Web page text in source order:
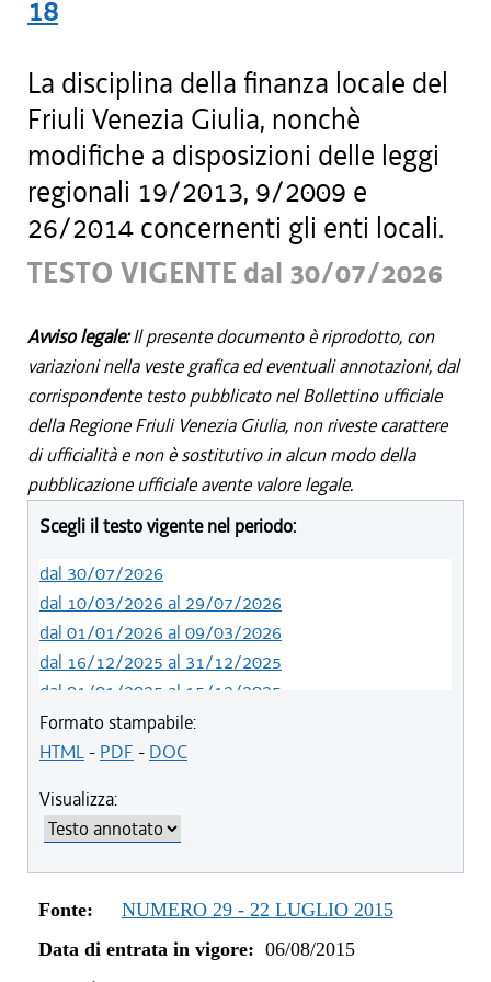
18
La disciplina della finanza locale del
Friuli Venezia Giulia, nonchè
modifiche a disposizioni delle leggi
regionali 19/2013, 9/2009 e
26/2014 concernenti gli enti locali.
TESTO VIGENTE dal 30/07/2026
Avviso legale:Il presente documento è riprodotto, con
variazioni nella veste grafica ed eventuali annotazioni, dal
corrispondente testo pubblicato nel Bollettino ufficiale
della Regione Friuli Venezia Giulia, non riveste carattere
di ufficialità e non è sostitutivo in alcun modo della
pubblicazione ufficiale avente valore legale.
Scegli il testo vigente nel periodo:
dal 30/07/2026
dal 10/03/2026 al 29/07/2026
dal 01/01/2026 al 09/03/2026
dal 16/12/2025 al 31/12/2025
dal 01/01/2025 al 15/12/2025
dal 01/01/2024 al 31/12/2024
dal 23/02/2023 al 31/12/2023
dal 14/06/2022 al 31/12/2022
dal 06/11/2021 al 31/12/2021
dal 12/08/2021 al 05/11/2021
dal 20/05/2021 al 11/08/2021
dal 01/01/2021 al 26/04/2021
Formato stampabile:
HTML- PDF - DOC
Visualizza:
Fonte:
NUMERO 29 - 22 LUGLIO 2015
Data di entrata in vigore: 06/08/2015